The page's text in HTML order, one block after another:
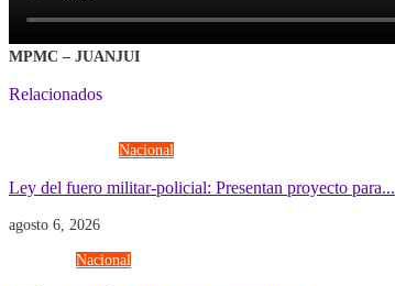
MPMC – JUANJUI
Relacionados
Nacional
Ley del fuero militar-policial: Presentan proyecto para...
agosto 6, 2026
Nacional